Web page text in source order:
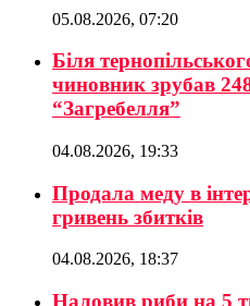
05.08.2026, 07:20
Біля
чиновник зрубав
“Загребелля”
04.08.2026, 19:33
Продала меду в
гривень збитків
04.08.2026, 18:37
Наловив риби на 5